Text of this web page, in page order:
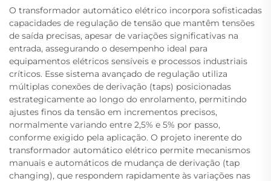
O transformador automático elétrico incorpora sofisticadas
capacidades de regulação de tensão que mantêm tensões
de saída precisas, apesar de variações significativas na
entrada, assegurando o desempenho ideal para
equipamentos elétricos sensíveis e processos industriais
críticos. Esse sistema avançado de regulação utiliza
múltiplas conexões de derivação (taps) posicionadas
estrategicamente ao longo do enrolamento, permitindo
ajustes finos da tensão em incrementos precisos,
normalmente variando entre 2,5% e 5% por passo,
conforme exigido pela aplicação. O projeto inerente do
transformador automático elétrico permite mecanismos
manuais e automáticos de mudança de derivação (tap
changing), que respondem rapidamente às variações nas